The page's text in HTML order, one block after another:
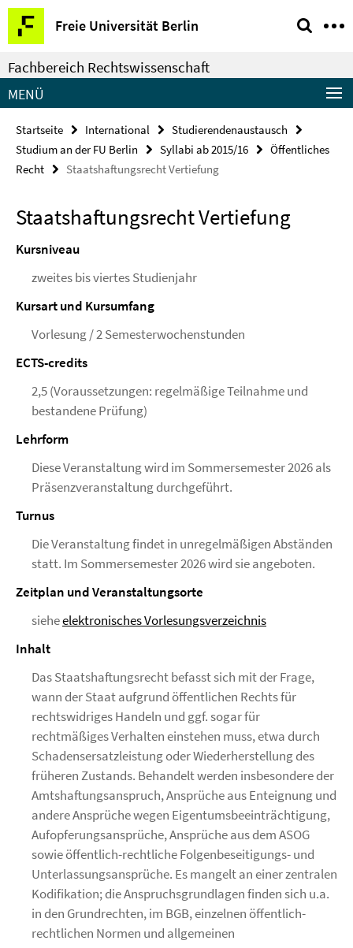
Springe
direkt
zu
Inhalt
Freie Universität Berlin
Service-
Navigation
Fachbereich Rechtswissenschaft
MENÜ
Startseite International
Studierendenaustausch
Studium an der FU Berlin
Syllabi ab 2015/16
Öffentliches
Recht
Staatshaftungsrecht Vertiefung
Staatshaftungsrecht Vertiefung
Kursniveau
zweites bis viertes Studienjahr
Kursart und Kursumfang
Vorlesung / 2 Semesterwochenstunden
ECTS-credits
2,5 (Voraussetzungen: regelmäßige Teilnahme und
bestandene Prüfung)
Lehrform
Diese Veranstaltung wird im Sommersemester 2026 als
Präsenzveranstaltung durchgeführt.
Turnus
Die Veranstaltung findet in unregelmäßigen Abständen
statt. Im Sommersemester 2026 wird sie angeboten.
Zeitplan und Veranstaltungsorte
sieheelektronisches Vorlesungsverzeichnis
Inhalt
Das Staatshaftungsrecht befasst sich mit der Frage,
wann der Staat aufgrund öffentlichen Rechts für
rechtswidriges Handeln und ggf. sogar für
rechtmäßiges Verhalten einstehen muss, etwa durch
Schadensersatzleistung oder Wiederherstellung des
früheren Zustands. Behandelt werden insbesondere der
Amtshaftungsanspruch, Ansprüche aus Enteignung und
andere Ansprüche wegen Eigentumsbeeinträchtigung,
Aufopferungsansprüche, Ansprüche aus dem ASOG
sowie öffentlich-rechtliche Folgenbeseitigungs- und
Unterlassungsansprüche. Es mangelt an einer zentralen
Kodifikation; die Anspruchsgrundlagen finden sich u.a.
in den Grundrechten, im BGB, einzelnen öffentlich-
rechtlichen Normen und allgemeinen